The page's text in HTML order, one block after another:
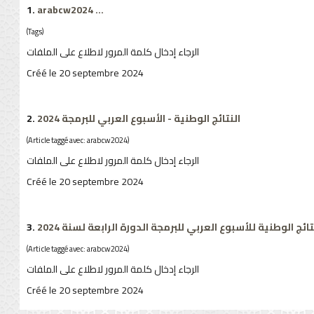
1.arabcw2024...
(Tags)
الرجاء إدخال كلمة المرور لاطلاع على الملفات
Créé le 20 septembre 2024
2. النتائج الوطنية - الأسبوع العربي للبرمجة 2024
(Article taggé avec: arabcw2024)
الرجاء إدخال كلمة المرور لاطلاع على الملفات
Créé le 20 septembre 2024
3. الوطنية للأسبوع العربي للبرمجة الدورة الرابعة لسنة 2024
(Article taggé avec: arabcw2024)
الرجاء إدخال كلمة المرور لاطلاع على الملفات
Créé le 20 septembre 2024